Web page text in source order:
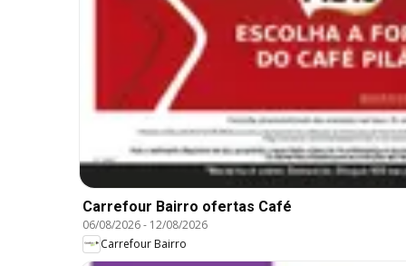
Carrefour Bairro ofertas Café
06/08/2026- 12/08/2026
Carrefour Bairro